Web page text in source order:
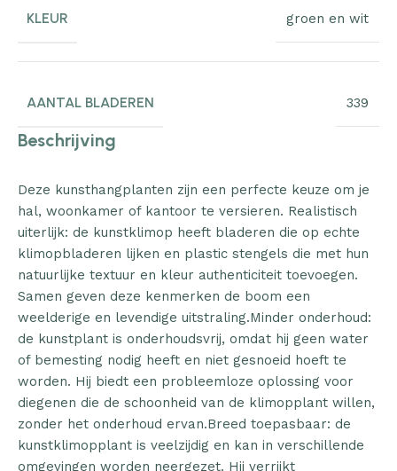
KLEUR groen en wit
AANTAL BLADEREN 339
Beschrijving
Deze kunsthangplanten zijn een perfecte keuze om je
hal, woonkamer of kantoor te versieren. Realistisch
uiterlijk: de kunstklimop heeft bladeren die op echte
klimopbladeren lijken en plastic stengels die met hun
natuurlijke textuur en kleur authenticiteit toevoegen.
Samen geven deze kenmerken de boom een
weelderige en levendige uitstraling.Minder onderhoud:
de kunstplant is onderhoudsvrij, omdat hij geen water
of bemesting nodig heeft en niet gesnoeid hoeft te
worden. Hij biedt een probleemloze oplossing voor
diegenen die de schoonheid van de klimopplant willen,
zonder het onderhoud ervan.Breed toepasbaar: de
kunstklimopplant is veelzijdig en kan in verschillende
omgevingen worden neergezet. Hij verrijkt